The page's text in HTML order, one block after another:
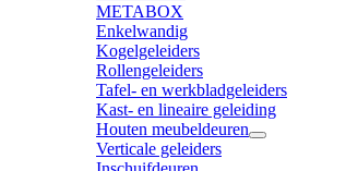
METABOX
Enkelwandig
Kogelgeleiders
Rollengeleiders
Tafel- en werkbladgeleiders
Kast- en lineaire geleiding
Houten meubeldeuren
Verticale geleiders